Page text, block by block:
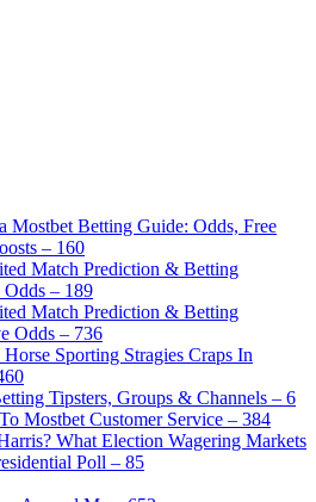
Mostbet Betting Guide: Odds, Free
– 160
Match Prediction & Betting
– 189
Match Prediction & Betting
Odds – 736
Sporting Stragies Craps In
Tipsters, Groups & Channels – 6
Mostbet Customer Service – 384
What Election Wagering Markets
Poll – 85